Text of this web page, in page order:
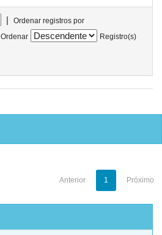
|
Ordenar registros por
Ordenar
Registro(s)
Anterior 1 Próximo